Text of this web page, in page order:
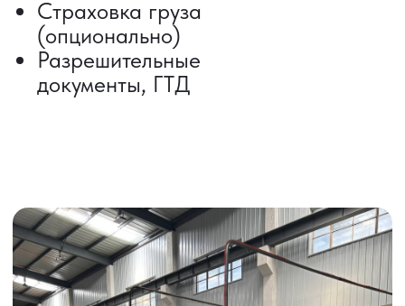
ВЫКУП ТОВАРОВ ИЗ КИТАЯ
Выкуп от 1 000 000 ₽
Получить консультацию